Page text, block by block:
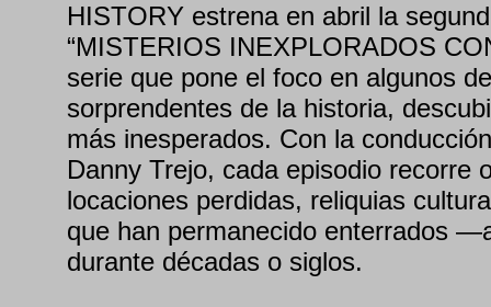
HISTORY estrena en abril la
“MISTERIOS INEXPLORADOS
serie que pone el foco en algunos
sorprendentes de la historia,
más inesperados. Con la
Danny Trejo, cada episodio recorre
locaciones perdidas, reliquias
que han permanecido enterrados
durante décadas o siglos.